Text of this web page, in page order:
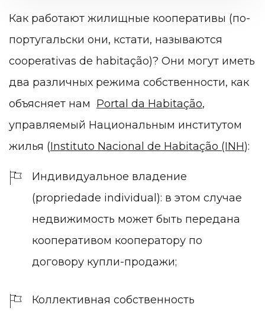
Как работают жилищные кооперативы (по-
португальски они, кстати, называются
cooperativas de habitação)? Они могут иметь
два различных режима собственности, как
объясняет нам Portal da Habitação,
управляемый Национальным институтом
жилья (Instituto Nacional de Habitação (INH):
Индивидуальное владение
(propriedade individual): в этом случае
недвижимость может быть передана
кооперативом кооператору по
договору купли-продажи;
Коллективная собственность